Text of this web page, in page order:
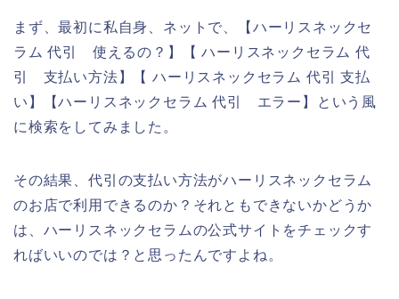
まず、最初に私自身、ネットで、【ハーリスネックセ
ラム 代引 使えるの？】【 ハーリスネックセラム 代
引 支払い方法】【 ハーリスネックセラム 代引 支払
い】【ハーリスネックセラム 代引 エラー】という風
に検索をしてみました。
その結果、代引の支払い方法がハーリスネックセラム
のお店で利用できるのか？それともできないかどうか
は、ハーリスネックセラムの公式サイトをチェックす
ればいいのでは？と思ったんですよね。